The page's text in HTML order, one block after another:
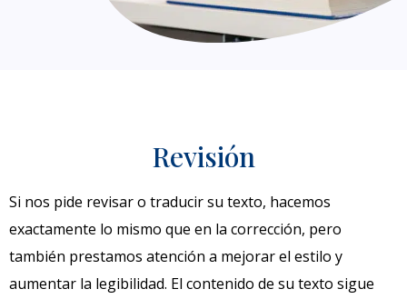
Revisión
Si nos pide revisar o traducir su texto, hacemos
exactamente lo mismo que en la corrección, pero
también prestamos atención a mejorar el estilo y
aumentar la legibilidad. El contenido de su texto sigue